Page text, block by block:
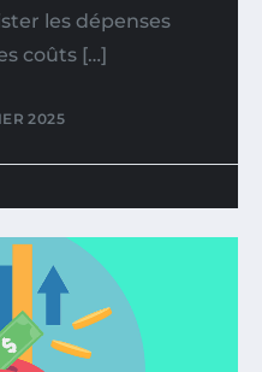
les dépenses
coûts […]
2025